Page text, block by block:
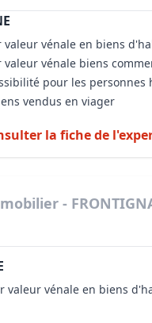
vénale en biens
vénale biens
pour les personnes
vendus en viager
la fiche de
-
valeur vénale en biens